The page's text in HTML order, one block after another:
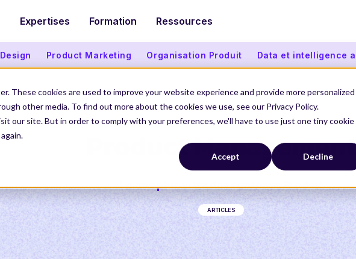
These cookies are used to improve your website experience and provide more personalized
other media. To find out more about the cookies we use, see our Privacy Policy.
our site. But in order to comply with your preferences, we'll have to use just one tiny cookie
Accept Decline
Expertises Formation Ressources
Product Marketing Organisation Produit Data et intelligence
Product Management
Le nec plus ultra des contenus Produit
ARTICLES